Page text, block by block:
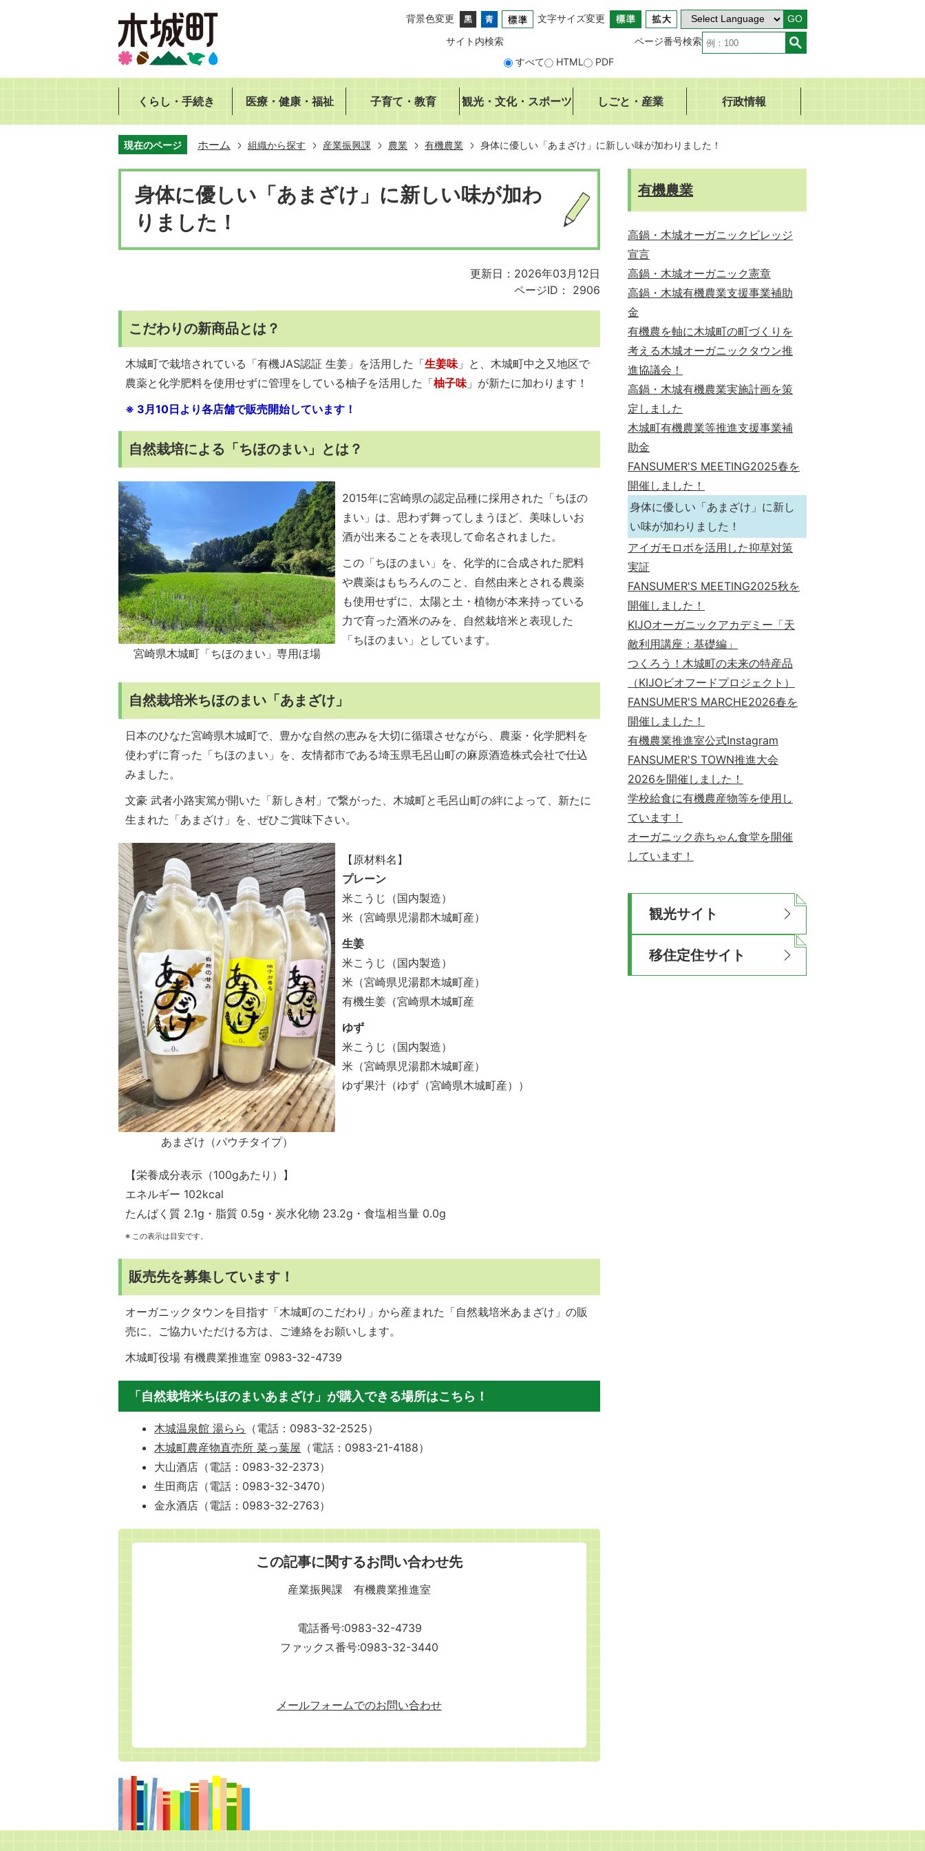
背景色変更 文字サイズ変更 GO
サイト内検索
すべて
HTML PDF
ページ番号検索
くらし・手続き 医療・健康・福祉 子育て・教育 観光・文化・スポーツ しごと・産業 行政情報
現在のページ ホーム 組織から探す 産業振興課 農業 有機農業 身体に優しい「あまざけ」に新しい味が加わりました！
身体に優しい「あまざけ」に新しい味が加わ
りました！
更新日：2026年03月12日
ページID：
2906
こだわりの新商品とは？
木城町で栽培されている「有機JAS認証 生姜」を活用した「生姜味」と、木城町中之又地区で
農薬と化学肥料を使用せずに管理をしている柚子を活用した「柚子味」が新たに加わります！
※ 3月10日より各店舗で販売開始しています！
自然栽培による「ちほのまい」とは？
宮崎県木城町「ちほのまい」専用ほ場
2015年に宮崎県の認定品種に採用された「ちほの
まい」は、思わず舞ってしまうほど、美味しいお
酒が出来ることを表現して命名されました。
この「ちほのまい」を、化学的に合成された肥料
や農薬はもちろんのこと、自然由来とされる農薬
も使用せずに、太陽と土・植物が本来持っている
力で育った酒米のみを、自然栽培米と表現した
「ちほのまい」としています。
自然栽培米ちほのまい「あまざけ」
日本のひなた宮崎県木城町で、豊かな自然の恵みを大切に循環させながら、農薬・化学肥料を
使わずに育った「ちほのまい」を、友情都市である埼玉県毛呂山町の麻原酒造株式会社で仕込
みました。
文豪 武者小路実篤が開いた「新しき村」で繋がった、木城町と毛呂山町の絆によって、新たに
生まれた「あまざけ」を、ぜひご賞味下さい。
あまざけ（パウチタイプ）
【原材料名】
プレーン
米こうじ（国内製造）
米（宮崎県児湯郡木城町産）
生姜
米こうじ（国内製造）
米（宮崎県児湯郡木城町産）
有機生姜（宮崎県木城町産
ゆず
米こうじ（国内製造）
米（宮崎県児湯郡木城町産）
ゆず果汁（ゆず（宮崎県木城町産））
【栄養成分表示（100gあたり）】
エネルギー 102kcal
たんぱく質 2.1g・脂質 0.5g・炭水化物 23.2g・食塩相当量 0.0g
※ この表示は目安です。
販売先を募集しています！
オーガニックタウンを目指す「木城町のこだわり」から産まれた「自然栽培米あまざけ」の販
売に、ご協力いただける方は、ご連絡をお願いします。
木城町役場 有機農業推進室 0983-32-4739
「自然栽培米ちほのまいあまざけ」が購入できる場所はこちら！
木城温泉館 湯らら （電話：0983-32-2525）
木城町農産物直売所 菜っ葉屋 （電話：0983-21-4188）
大山酒店（電話：0983-32-2373）
生田商店（電話：0983-32-3470）
金永酒店（電話：0983-32-2763）
この記事に関するお問い合わせ先
産業振興課 有機農業推進室
電話番号:0983-32-4739
ファックス番号:0983-32-3440
メールフォームでのお問い合わせ
有機農業
高鍋・木城オーガニックビレッジ
宣言
高鍋・木城オーガニック憲章
高鍋・木城有機農業支援事業補助
金
有機農を軸に木城町の町づくりを
考える木城オーガニックタウン推
進協議会！
高鍋・木城有機農業実施計画を策
定しました
木城町有機農業等推進支援事業補
助金
FANSUMER'S MEETING2025春を
開催しました！
身体に優しい「あまざけ」に新し
い味が加わりました！
アイガモロボを活用した抑草対策
実証
FANSUMER'S MEETING2025秋を
開催しました！
KIJOオーガニックアカデミー「天
敵利用講座：基礎編」
つくろう！木城町の未来の特産品
（KIJOビオフードプロジェクト）
FANSUMER'S MARCHE2026春を
開催しました！
有機農業推進室公式Instagram
FANSUMER'S TOWN推進大会
2026を開催しました！
学校給食に有機農産物等を使用し
ています！
オーガニック赤ちゃん食堂を開催
しています！
観光サイト
移住定住サイト